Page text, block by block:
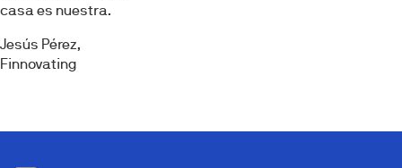
casa es nuestra.
Jesús Pérez,
Finnovating